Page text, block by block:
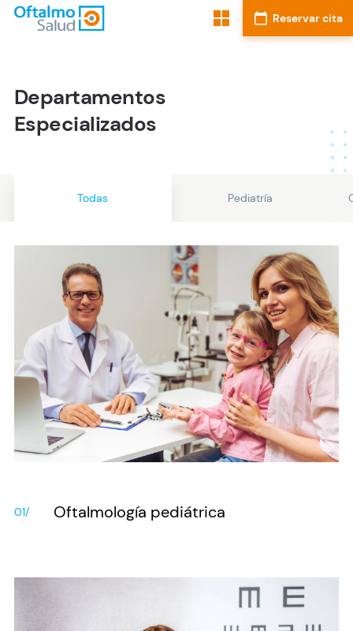
Departamentos
Especializados
Todas Pediatría
01/ Oftalmología pediátrica